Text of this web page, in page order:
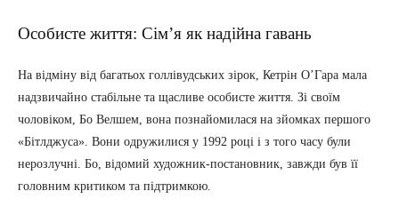
Особисте життя: Сім’я як надійна гавань
На відміну від багатьох голлівудських зірок, Кетрін О’Гара мала
надзвичайно стабільне та щасливе особисте життя. Зі своїм
чоловіком, Бо Велшем, вона познайомилася на зйомках першого
«Бітлджуса». Вони одружилися у 1992 році і з того часу були
нерозлучні. Бо, відомий художник-постановник, завжди був її
головним критиком та підтримкою.